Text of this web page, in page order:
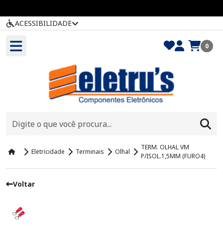
ACESSIBILIDADE
0
Eletricidade Terminais Olhal
TERM. OLHAL VM
P/ISOL.1,5MM (FURO4)
Voltar